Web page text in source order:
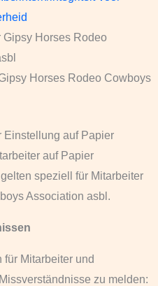
Gipsy Horses Rodeo
Horses Rodeo Cowboys
Einstellung auf Papier
auf Papier
speziell für Mitarbeiter
Association asbl.
für Mitarbeiter und
zu melden: